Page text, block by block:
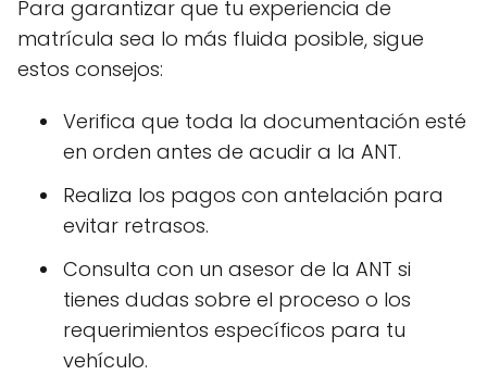
Para garantizar que tu experiencia de
matrícula sea lo más fluida posible, sigue
estos consejos:
Verifica que toda la documentación esté
en orden antes de acudir a la ANT.
Realiza los pagos con antelación para
evitar retrasos.
Consulta con un asesor de la ANT si
tienes dudas sobre el proceso o los
requerimientos específicos para tu
vehículo.